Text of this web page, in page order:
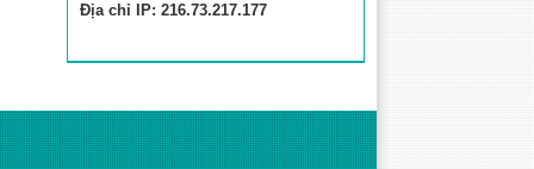
Địa chỉ IP: 216.73.217.177